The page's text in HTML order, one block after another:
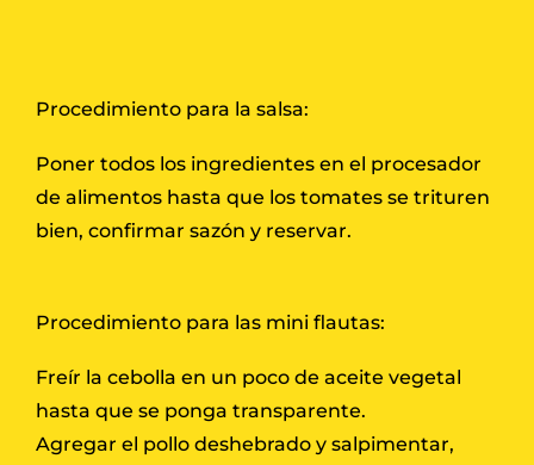
Procedimiento para la salsa:
Poner todos los ingredientes en el procesador
de alimentos hasta que los tomates se trituren
bien, confirmar sazón y reservar.
Procedimiento para las mini flautas:
Freír la cebolla en un poco de aceite vegetal
hasta que se ponga transparente.
Agregar el pollo deshebrado y salpimentar,